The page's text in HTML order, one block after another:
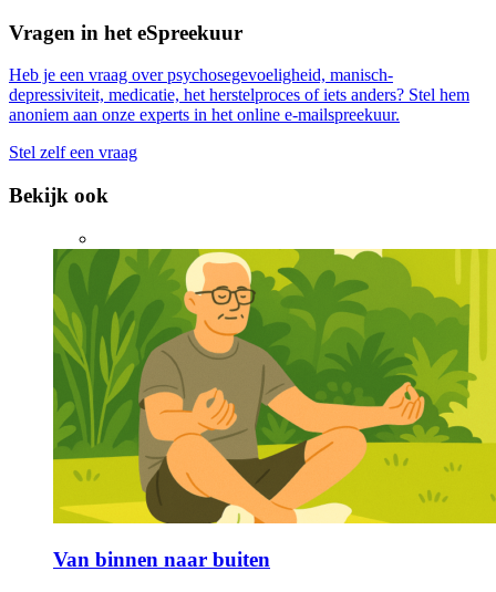
Vragen in het eSpreekuur
Heb je een vraag over psychosegevoeligheid, manisch-
depressiviteit, medicatie, het herstelproces of iets anders? Stel hem
anoniem aan onze experts in het online e-mailspreekuur.
Stel zelf een vraag
Bekijk ook
Van binnen naar buiten